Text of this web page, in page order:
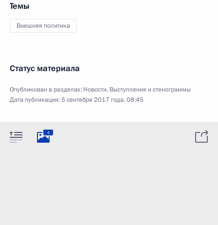
Темы
Внешняя политика
Статус материала
Опубликован в разделах: Новости, Выступления и стенограммы
Дата публикации:5 сентября 2017 года, 08:45
4